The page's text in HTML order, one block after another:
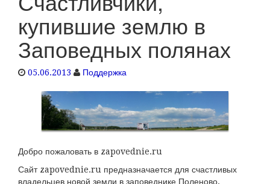
купившие землю в
Заповедных полянах
05.06.2013 Поддержка
Добро пожаловать в zapovednie.ru
Сайт zapovednie.ru предназначается для счастливых
владельцев новой земли в заповеднике Поленово.